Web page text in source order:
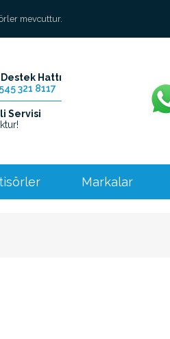
mevcuttur.
Destek Hattı
321 8117
Servisi
Markalar